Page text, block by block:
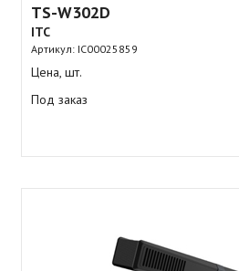
TS-W302D
ITC
Артикул: IC00025859
Цена, шт.
Под заказ